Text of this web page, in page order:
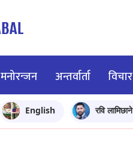
मनोरन्जन अन्तर्वार्ता विचार
English रवि लामिछाने